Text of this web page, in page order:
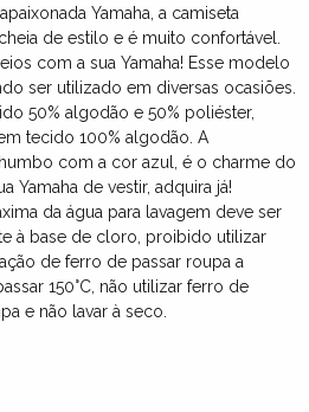
Yamaha, a camiseta
de estilo e é muito confortável.
com a sua Yamaha! Esse modelo
ser utilizado em diversas ocasiões.
50% algodão e 50% poliéster,
tecido 100% algodão. A
com a cor azul, é o charme do
Yamaha de vestir, adquira já!
da água para lavagem deve ser
à base de cloro, proibido utilizar
de ferro de passar roupa a
150°C, não utilizar ferro de
e não lavar à seco.